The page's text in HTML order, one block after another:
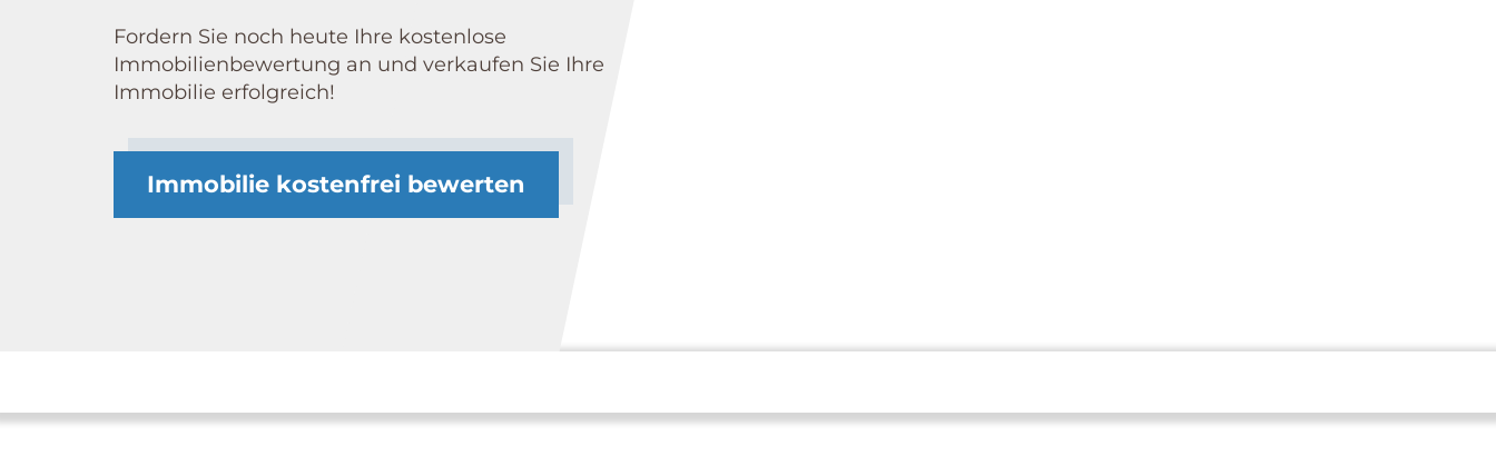
Fordern Sie noch heute Ihre kostenlose
Immobilienbewertung an und verkaufen Sie Ihre
Immobilie erfolgreich!
Immobilie kostenfrei bewerten